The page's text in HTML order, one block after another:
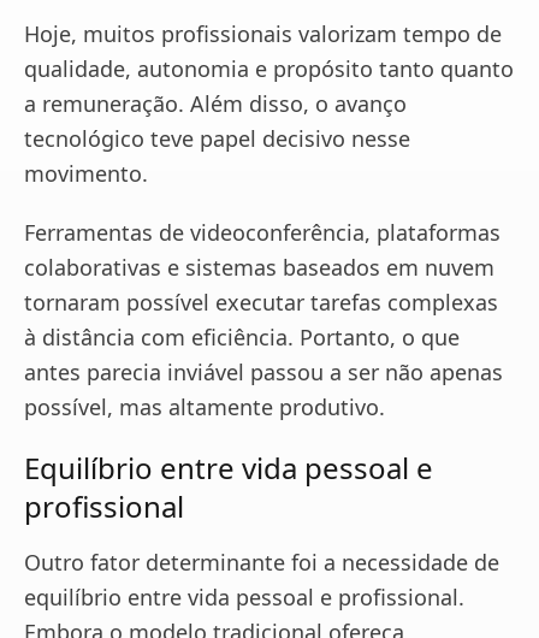
Hoje, muitos profissionais valorizam tempo de
qualidade, autonomia e propósito tanto quanto
a remuneração. Além disso, o avanço
tecnológico teve papel decisivo nesse
movimento.
Ferramentas de videoconferência, plataformas
colaborativas e sistemas baseados em nuvem
tornaram possível executar tarefas complexas
à distância com eficiência. Portanto, o que
antes parecia inviável passou a ser não apenas
possível, mas altamente produtivo.
Equilíbrio entre vida pessoal e
profissional
Outro fator determinante foi a necessidade de
equilíbrio entre vida pessoal e profissional.
Embora o modelo tradicional ofereça